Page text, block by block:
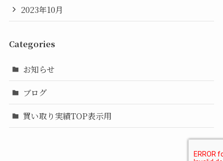
2023年10月
Categories
お知らせ
ブログ
買い取り実績TOP表示用